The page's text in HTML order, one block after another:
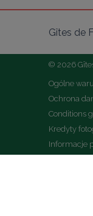
Gîtes de
© 2026
Ogólne
Ochrona
Conditions
Kredyty
Informacje